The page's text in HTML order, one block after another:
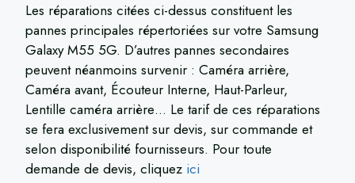
Les réparations citées ci-dessus constituent les
pannes principales répertoriées sur votre Samsung
Galaxy M55 5G. D’autres pannes secondaires
peuvent néanmoins survenir : Caméra arrière,
Caméra avant, Écouteur Interne, Haut-Parleur,
Lentille caméra arrière… Le tarif de ces réparations
se fera exclusivement sur devis, sur commande et
selon disponibilité fournisseurs. Pour toute
demande de devis, cliquez ici